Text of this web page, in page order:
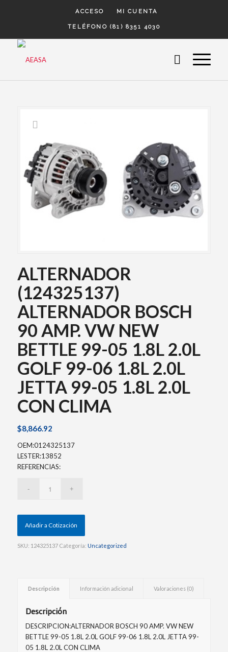
ACCESO MI CUENTA
TELÉFONO (81) 8351 4030
ALTERNADOR
(124325137)
ALTERNADOR BOSCH
90 AMP. VW NEW
BETTLE 99-05 1.8L 2.0L
GOLF 99-06 1.8L 2.0L
JETTA 99-05 1.8L 2.0L
CON CLIMA
$8,866.92
OEM:0124325137
LESTER:13852
REFERENCIAS:
Añadir a Cotización
SKU: 124325137 Categoría: Uncategorized
Descripción Información adicional Valoraciones (0)
Descripción
DESCRIPCION:ALTERNADOR BOSCH 90 AMP. VW NEW
BETTLE 99-05 1.8L 2.0L GOLF 99-06 1.8L 2.0L JETTA 99-
05 1.8L 2.0L CON CLIMA